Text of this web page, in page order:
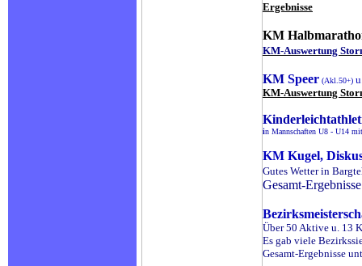
Ergebnisse
KM
KM-Auswertung
KM Speer (Akl.50+)
KM-Auswertung
in Mannschaften U8 - U14
KM Kugel,
Gutes Wetter in
Gesamt-
Über 50 Aktive u. 13
Es gab viele
Gesamt-Ergebnisse